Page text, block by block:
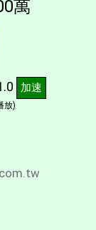
萬
加速
放)